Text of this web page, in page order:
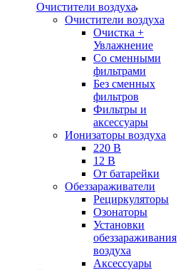
Очистители воздуха
Очистители воздуха
Очистка +
Увлажнение
Cо сменными
фильтрами
Без сменных
фильтров
Фильтры и
аксессуары
Ионизаторы воздуха
220 В
12 В
От батарейки
Обеззараживатели
Рециркуляторы
Озонаторы
Установки
обеззараживания
воздуха
Аксессуары